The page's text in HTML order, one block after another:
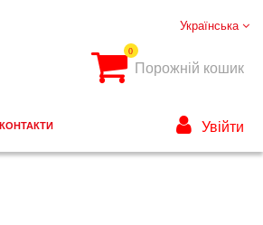
Українська
0
Порожній кошик
КОНТАКТИ Увійти